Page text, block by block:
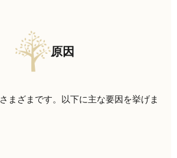
原因
まざまです。以下に主な要因を挙げま